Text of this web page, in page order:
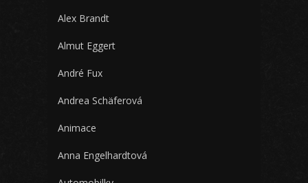
Alex Brandt
Almut Eggert
André Fux
Andrea Schäferová
Animace
Anna Engelhardtová